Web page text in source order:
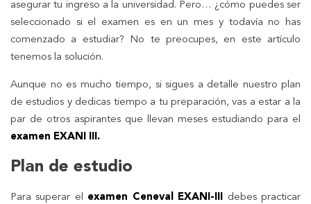
asegurar tu ingreso a la universidad. Pero… ¿cómo puedes ser
seleccionado si el examen es en un mes y todavía no has
comenzado a estudiar? No te preocupes, en este artículo
tenemos la solución.
Aunque no es mucho tiempo, si sigues a detalle nuestro plan
de estudios y dedicas tiempo a tu preparación, vas a estar a la
par de otros aspirantes que llevan meses estudiando para el
examen EXANI III.
Plan de estudio
Para superar el examen Ceneval EXANI-III debes practicar